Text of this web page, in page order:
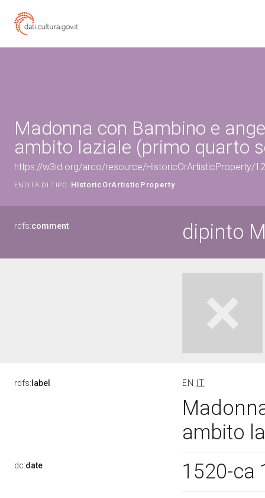
Madonna con Bambino e
ambito laziale (primo quarto
https://w3id.org/arco/resource/HistoricOrArtisticProperty/
ENTITÀ DI TIPO: HistoricOrArtisticProperty
rdfs:comment dipinto
rdfs: label EN IT
ambito
dc:date 1520-ca